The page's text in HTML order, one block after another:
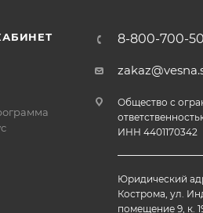
8-800-700-
Общество с
ИНН 4401170342
Юридический
Кострома, ул.
помещение 9, к.